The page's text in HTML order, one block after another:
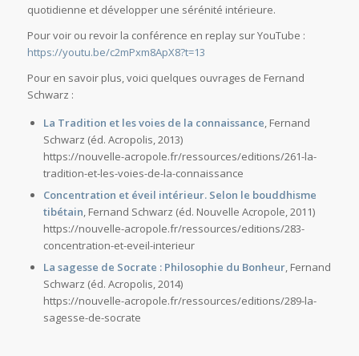
quotidienne et développer une sérénité intérieure.
Pour voir ou revoir la conférence en replay sur YouTube :
https://youtu.be/c2mPxm8ApX8?t=13
Pour en savoir plus, voici quelques ouvrages de Fernand
Schwarz :
La Tradition et les voies de la connaissance, Fernand
Schwarz (éd. Acropolis, 2013)
https://nouvelle-acropole.fr/ressources/editions/261-la-
tradition-et-les-voies-de-la-connaissance
Concentration et éveil intérieur. Selon le bouddhisme
tibétain, Fernand Schwarz (éd. Nouvelle Acropole, 2011)
https://nouvelle-acropole.fr/ressources/editions/283-
concentration-et-eveil-interieur
La sagesse de Socrate : Philosophie du Bonheur, Fernand
Schwarz (éd. Acropolis, 2014)
https://nouvelle-acropole.fr/ressources/editions/289-la-
sagesse-de-socrate